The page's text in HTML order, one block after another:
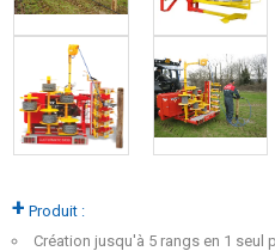
+ Produit :
Création jusqu'à 5 rangs en 1 seul